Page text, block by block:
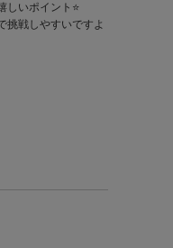
しいポイント⭐️
挑戦しやすいですよ